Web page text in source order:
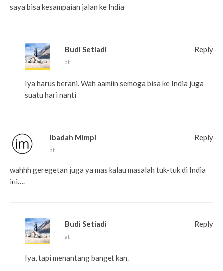
saya bisa kesampaian jalan ke India
Budi Setiadi
at
Iya harus berani. Wah aamiin semoga bisa ke India juga
suatu hari nanti
Reply
Ibadah Mimpi
at
wahhh geregetan juga ya mas kalau masalah tuk-tuk di India
ini….
Reply
Budi Setiadi
at
Iya, tapi menantang banget kan.
Reply